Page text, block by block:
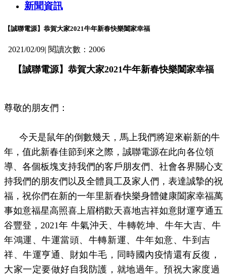
新聞資訊
【誠聯電源】恭賀大家2021牛年新春快樂闔家幸福
2021/02/09| 閱讀次數：2006
【誠聯電源】恭賀大家2021牛年新春快樂闔家幸福
尊敬的朋友們：
今天是鼠年的倒數幾天，馬上我們將迎來嶄新的牛
年，值此新春佳節到來之際，誠聯電源在此向各位領
導、各個板塊支持我們的客戶朋友們、社會各界關心支
持我們的朋友們以及全體員工及家人們，表達誠摯的祝
福，祝你們在新的一年里新春快樂身體健康闔家幸福萬
事如意福星高照喜上眉梢歡天喜地吉祥如意財運亨通五
谷豐登，2021年 牛氣沖天、牛轉乾坤、牛年大吉、 牛
年鴻運、牛運當頭、牛轉新運、牛年如意、牛到吉
祥、牛運亨通、財如牛毛，同時國內疫情還有反復，
大家一定要做好自我防護，就地過年。預祝大家度過